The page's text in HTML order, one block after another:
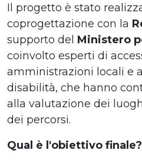
Il progetto è stato
coprogettazione con la
supporto del Ministero
coinvolto esperti di
amministrazioni locali e
disabilità, che hanno
alla valutazione dei
dei percorsi.
Qual è l'obiettivo finale?